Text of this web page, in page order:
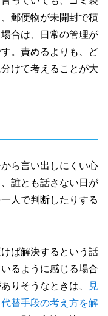
郵便物が未開封で積
合は、日常の管理が
。責めるよりも、ど
けて考えることが大
ら言い出しにくい心
誰とも話さない日が
人で判断したりする
ば解決するという話
るように感じる場合
りそうなときは、
見
替手段の考え方を解